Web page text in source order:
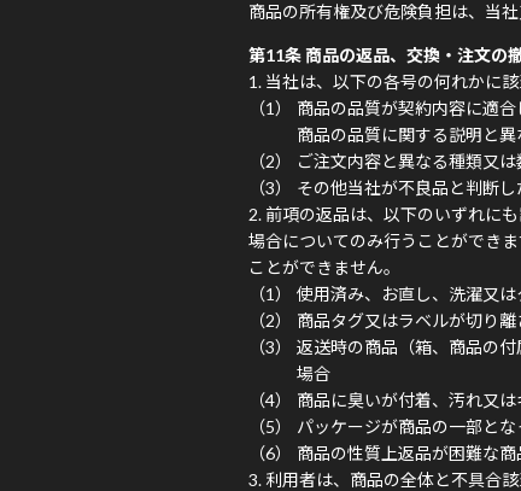
商品の所有権及び危険負担は、当
第11条 商品の返品、交換・注文の
当社は、以下の各号の何れかに
商品の品質が契約内容に適
商品の品質に関する説明と異
ご注文内容と異なる種類又
その他当社が不良品と判断し
前項の返品は、以下のいずれに
場合についてのみ行うことができ
ことができません。
使用済み、お直し、洗濯又
商品タグ又はラベルが切り
返送時の商品（箱、商品の
場合
商品に臭いが付着、汚れ又
パッケージが商品の一部と
商品の性質上返品が困難な
利用者は、商品の全体と不具合